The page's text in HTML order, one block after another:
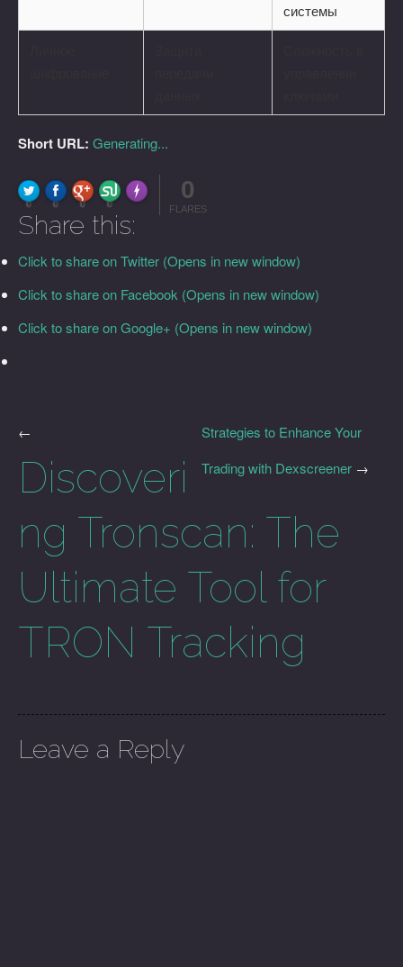
системы
Short URL: Generating...
0 0 0 0
Made with FLARE
0
FLARES
Share this:
Click to share on Twitter (Opens in new window)
Click to share on Facebook (Opens in new window)
Click to share on Google+ (Opens in new window)
Strategies to Enhance Your
Trading with Dexscreener →
←
Discoveri
ng Tronscan: The
Ultimate Tool for
TRON Tracking
Leave a Reply